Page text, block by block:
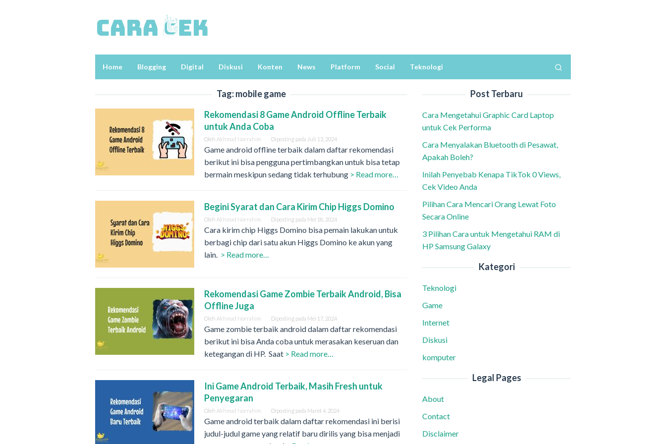
Home Blogging Digital Diskusi Konten News Platform Social Teknologi
Tag:mobile game
Rekomendasi 8 Game Android Offline Terbaik
untuk Anda Coba
Oleh Akhmad Norrahim Diposting pada Juli 13, 2024
Game android offline terbaik dalam daftar rekomendasi
berikut ini bisa pengguna pertimbangkan untuk bisa tetap
bermain meskipun sedang tidak terhubung > Read more…
Begini Syarat dan Cara Kirim Chip Higgs Domino
Oleh Akhmad Norrahim Diposting pada Mei 18, 2024
Cara kirim chip Higgs Domino bisa pemain lakukan untuk
berbagi chip dari satu akun Higgs Domino ke akun yang
lain. > Read more…
Rekomendasi Game Zombie Terbaik Android, Bisa
Offline Juga
Oleh Akhmad Norrahim Diposting pada Mei 17, 2024
Game zombie terbaik android dalam daftar rekomendasi
berikut ini bisa Anda coba untuk merasakan keseruan dan
ketegangan di HP. Saat > Read more…
Ini Game Android Terbaik, Masih Fresh untuk
Penyegaran
Oleh Akhmad Norrahim Diposting pada Maret 4, 2024
Game android terbaik dalam daftar rekomendasi ini berisi
judul-judul game yang relatif baru dirilis yang bisa menjadi
Post Terbaru
Cara Mengetahui Graphic Card Laptop
untuk Cek Performa
Cara Menyalakan Bluetooth di Pesawat,
Apakah Boleh?
Inilah Penyebab Kenapa TikTok 0 Views,
Cek Video Anda
Pilihan Cara Mencari Orang Lewat Foto
Secara Online
3 Pilihan Cara untuk Mengetahui RAM di
HP Samsung Galaxy
Kategori
Teknologi
Game
Internet
Diskusi
komputer
Legal Pages
About
Contact
Disclaimer